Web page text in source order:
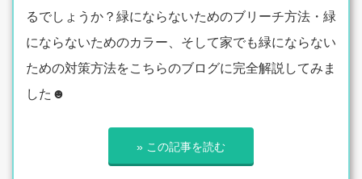
るでしょうか？緑にならないためのブリーチ方法・緑
にならないためのカラー、そして家でも緑にならない
ための対策方法をこちらのブログに完全解説してみま
した☻
» この記事を読む